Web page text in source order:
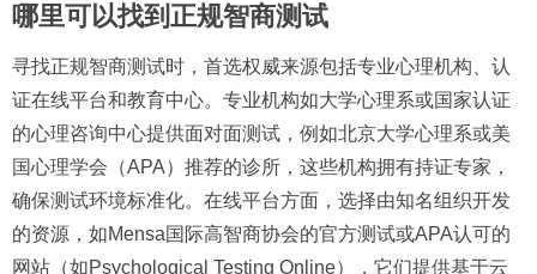
哪里可以找到正规智商测试
寻找正规智商测试时，首选权威来源包括专业心理机构、认
证在线平台和教育中心。专业机构如大学心理系或国家认证
的心理咨询中心提供面对面测试，例如北京大学心理系或美
国心理学会（APA）推荐的诊所，这些机构拥有持证专家，
确保测试环境标准化。在线平台方面，选择由知名组织开发
的资源，如Mensa国际高智商协会的官方测试或APA认可的
网站（如Psychological Testing Online），它们提供基于云